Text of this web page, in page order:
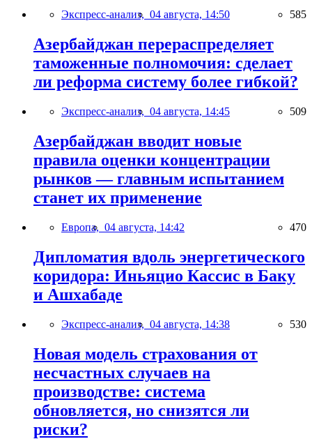
Экспресс-анализ, 04 августа, 14:50 585
Азербайджан перераспределяет
таможенные полномочия: сделает
ли реформа систему более гибкой?
Экспресс-анализ, 04 августа, 14:45 509
Азербайджан вводит новые
правила оценки концентрации
рынков — главным испытанием
станет их применение
Европа, 04 августа, 14:42 470
Дипломатия вдоль энергетического
коридора: Иньяцио Кассис в Баку
и Ашхабаде
Экспресс-анализ, 04 августа, 14:38 530
Новая модель страхования от
несчастных случаев на
производстве: система
обновляется, но снизятся ли
риски?